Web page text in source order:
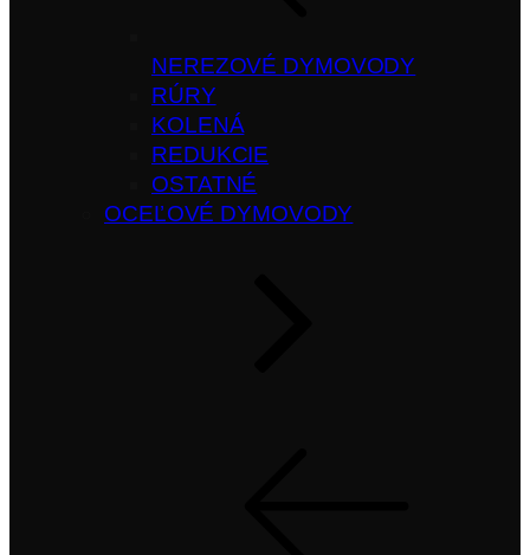
NEREZOVÉ DYMOVODY
RÚRY
KOLENÁ
REDUKCIE
OSTATNÉ
OCEĽOVÉ DYMOVODY